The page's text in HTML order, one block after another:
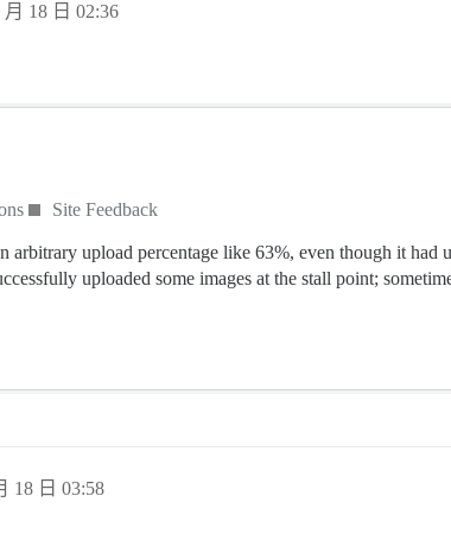
月 18 日 02:36
Site Feedback
arbitrary upload percentage like 63%, even though it
uploaded some images at the stall point;
18 日 03:58